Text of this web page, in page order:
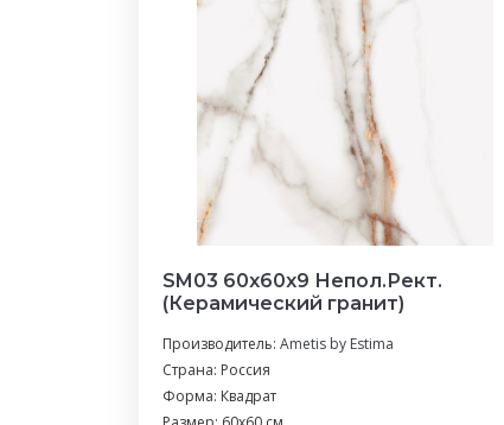
SM03 60x60x9 Непол.Рект.
(Керамический гранит)
Производитель: Ametis by Estima
Страна: Россия
Форма: Квадрат